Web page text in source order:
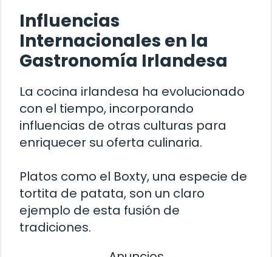
Influencias
Internacionales en la
Gastronomía Irlandesa
La cocina irlandesa ha evolucionado
con el tiempo, incorporando
influencias de otras culturas para
enriquecer su oferta culinaria.
Platos como el Boxty, una especie de
tortita de patata, son un claro
ejemplo de esta fusión de
tradiciones.